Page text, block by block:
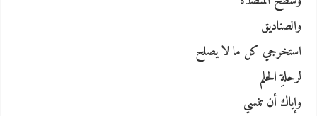
والصناديق
استخرجي كل ما لا يصلح
لرحلةِ الحلم
وإياك أن تنسي